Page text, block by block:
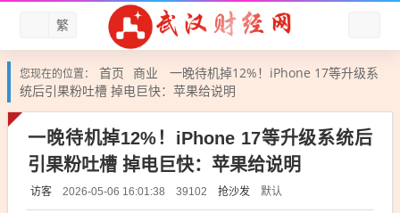
繁
您现在的位置： 首页 商业
一晚待机掉12%！iPhone 17等升级系
统后引果粉吐槽 掉电巨快：苹果给说明
一晚待机掉12%！iPhone 17等升级系统后
引果粉吐槽 掉电巨快：苹果给说明
访客 2026-05-06 16:01:38 39102 抢沙发 默认